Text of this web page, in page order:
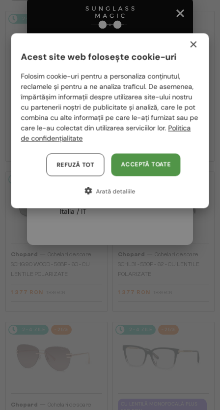
2-4 ZILE
CU LENTILĂ MONOFOCALĂ PLUS
330 RON
Chopard —
Cadru optic
VCH379 - 0BLK - 54
1 119 RON
Chopard —
Ochelari de soare
SCH353M - 04GB - 54
Chopard
Ochelari de soare
SCHG90 WOOD - 568P - 60 - CU
LENTILE POLARIZATE
1 377 RON
Chopard
Ochelari de soare
SCHL31 - 530P - 62 - CU LENTILE
POLARIZATE
1 377 RON
2-4 ZILE -25%
Chopard
Ochelari de soare
2-4 ZILE -25%
România / RO
Polska / PL
Magyarország / HU
United Arab Emirates / EN
Austria / AT
Germania / DE
Franța / FR
Italia / IT
×
Acest site web folosește cookie-uri
Folosim cookie-uri pentru a personaliza conținutul,
reclamele și pentru a ne analiza traficul. De asemenea,
împărtășim informații despre utilizarea site-ului nostru
cu partenerii noștri de publicitate și analiză, care le pot
combina cu alte informații pe care le-ați furnizat sau pe
care le-au colectat din utilizarea serviciilor lor. Politica
de confidențialitate
ACCEPTĂ TOATE
REFUZĂ TOT
Arată detaliile